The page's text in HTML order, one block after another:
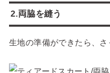
2.両脇を縫う
生地の準備ができたら、さ